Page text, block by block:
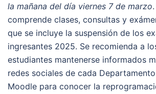
la mañana del día viernes 7 de marzo
comprende clases, consultas y
que se incluye la suspensión de los
ingresantes 2025. Se recomienda a
estudiantes mantenerse informados
redes sociales de cada
Moodle para conocer la